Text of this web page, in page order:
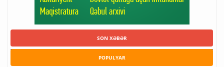
SON XƏBƏR
POPULYAR